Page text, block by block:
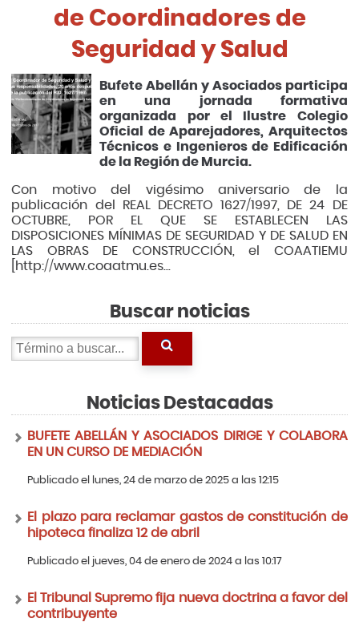
de Coordinadores de
Seguridad y Salud
Bufete Abellán y Asociados participa
en una jornada formativa
organizada por el Ilustre Colegio
Oficial de Aparejadores, Arquitectos
Técnicos e Ingenieros de Edificación
de la Región de Murcia.
Con motivo del vigésimo aniversario de la
publicación del REAL DECRETO 1627/1997, DE 24 DE
OCTUBRE, POR EL QUE SE ESTABLECEN LAS
DISPOSICIONES MÍNIMAS DE SEGURIDAD Y DE SALUD EN
LAS OBRAS DE CONSTRUCCIÓN, el COAATIEMU
[http://www.coaatmu.es...
Buscar noticias
Noticias Destacadas
BUFETE ABELLÁN Y ASOCIADOS DIRIGE Y COLABORA
EN UN CURSO DE MEDIACIÓN
Publicado el lunes, 24 de marzo de 2025 a las 12:15
El plazo para reclamar gastos de constitución de
hipoteca finaliza 12 de abril
Publicado el jueves, 04 de enero de 2024 a las 10:17
El Tribunal Supremo fija nueva doctrina a favor del
contribuyente